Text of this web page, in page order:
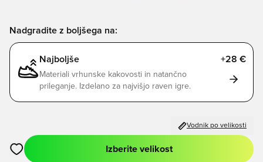
Nadgradite z boljšega na:
Najboljše +28 €
Materiali vrhunske kakovosti in natančno
prileganje. Izdelano za najvišjo raven igre.
Vodnik po velikosti
Odpre Modal za prijavo ali vpis kot član
Izberite velikost